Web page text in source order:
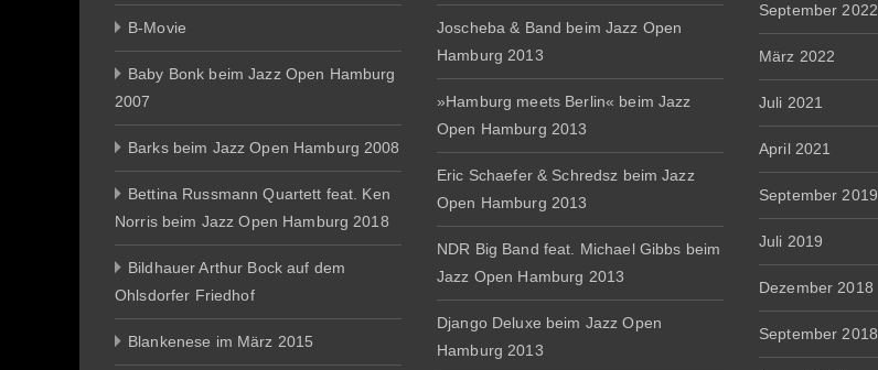
B-Movie
Baby Bonk beim Jazz Open Hamburg
2007
Barks beim Jazz Open Hamburg 2008
Bettina Russmann Quartett feat. Ken
Norris beim Jazz Open Hamburg 2018
Bildhauer Arthur Bock auf dem
Ohlsdorfer Friedhof
Blankenese im März 2015
Joscheba & Band beim Jazz Open
Hamburg 2013
»Hamburg meets Berlin« beim Jazz
Open Hamburg 2013
Eric Schaefer & Schredsz beim Jazz
Open Hamburg 2013
NDR Big Band feat. Michael Gibbs beim
Jazz Open Hamburg 2013
Django Deluxe beim Jazz Open
Hamburg 2013
September 2022
März 2022
Juli 2021
April 2021
September 2019
Juli 2019
Dezember 2018
September 2018